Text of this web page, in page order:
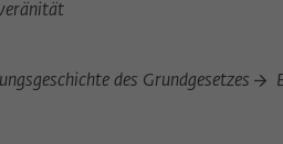
des Grundgesetzes